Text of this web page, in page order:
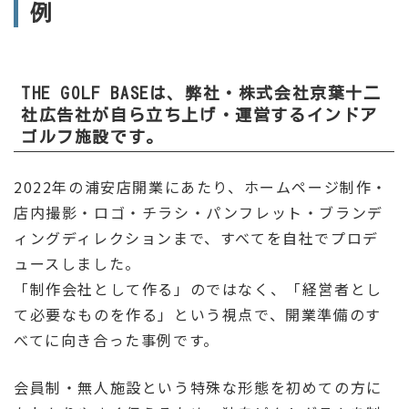
例
THE GOLF BASEは、弊社・株式会社京葉十二
社広告社が自ら立ち上げ・運営するインドア
ゴルフ施設です。
2022年の浦安店開業にあたり、ホームページ制作・
店内撮影・ロゴ・チラシ・パンフレット・ブランデ
ィングディレクションまで、すべてを自社でプロデ
ュースしました。
「制作会社として作る」のではなく、「経営者とし
て必要なものを作る」という視点で、開業準備のす
べてに向き合った事例です。
会員制・無人施設という特殊な形態を初めての方に